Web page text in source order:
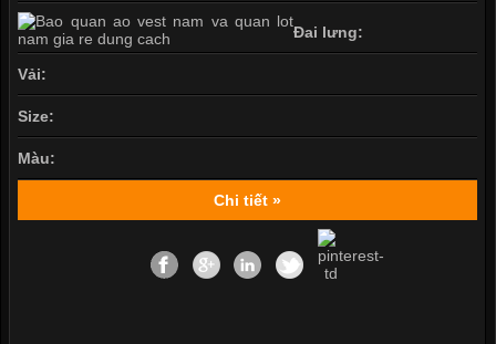
Đai lưng:
Vải:
Size:
Màu:
Chi tiết »